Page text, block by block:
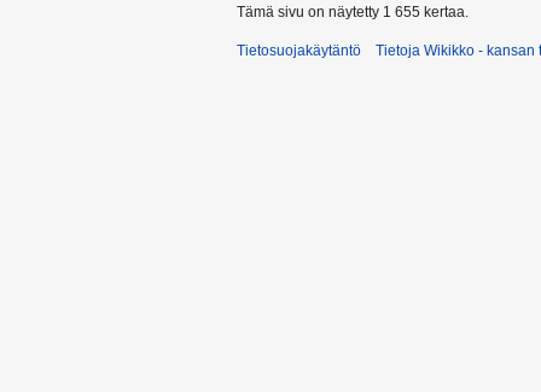
Tämä sivu on näytetty 1 655 kertaa.
Tietosuojakäytäntö Tietoja Wikikko - kansan